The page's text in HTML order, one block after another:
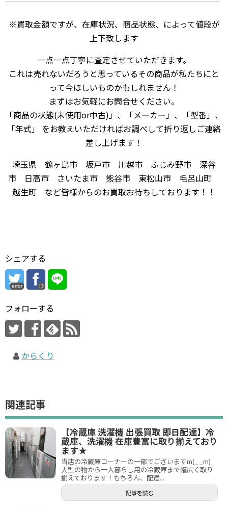
※買取金額ですが、在庫状況、商品状態、によって値段が
上下致します
一点一点丁寧に査定させていただきます。
これは売れないだろうと思っているその商品が私たちにと
って今ほしいものかもしれません！
まずはお気軽にお問合せください。
「商品の状態(未使用or中古)」、「メーカー」、「型番」、
「年式」 をお教えいただければお調べして折り返しご連絡
差し上げます！
埼玉県 鶴ヶ島市 坂戸市 川越市 ふじみ野市 深谷
市 日高市 さいたま市 熊谷市 東松山市 毛呂山町
越生町 など皆様からのお買取お待ちしております！！
シェアする
error
フォローする
からくり
関連記事
【冷蔵庫 洗濯機 出張買取 即日配達】冷
蔵庫、洗濯機 在庫豊富に取り揃えており
ます★
当店の冷蔵庫コーナーの一部でございますm(_ _m)
大型の物から一人暮らし用の冷蔵庫まで幅広く取り
揃えております！もちろん、配達...
記事を読む